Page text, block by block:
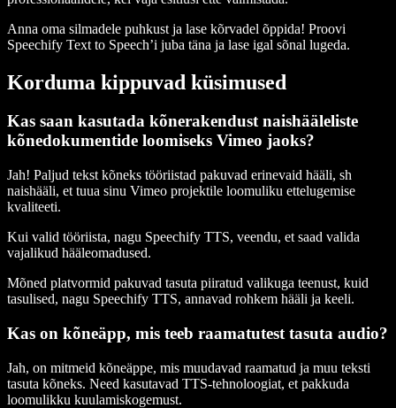
Anna oma silmadele puhkust ja lase kõrvadel õppida! Proovi
Speechify Text to Speech’i juba täna ja lase igal sõnal lugeda.
Korduma kippuvad küsimused
Kas saan kasutada kõnerakendust naishääleliste
kõnedokumentide loomiseks Vimeo jaoks?
Jah! Paljud tekst kõneks tööriistad pakuvad erinevaid hääli, sh
naishääli, et tuua sinu Vimeo projektile loomuliku ettelugemise
kvaliteeti.
Kui valid tööriista, nagu Speechify TTS, veendu, et saad valida
vajalikud hääleomadused.
Mõned platvormid pakuvad tasuta piiratud valikuga teenust, kuid
tasulised, nagu Speechify TTS, annavad rohkem hääli ja keeli.
Kas on kõneäpp, mis teeb raamatutest tasuta audio?
Jah, on mitmeid kõneäppe, mis muudavad raamatud ja muu teksti
tasuta kõneks. Need kasutavad TTS-tehnoloogiat, et pakkuda
loomulikku kuulamiskogemust.